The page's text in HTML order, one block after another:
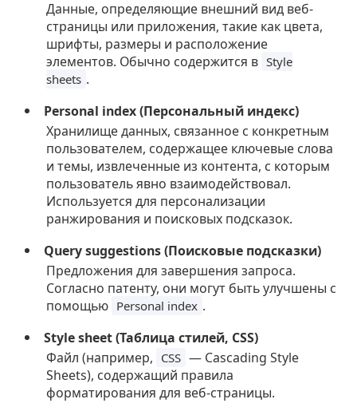
Данные, определяющие внешний вид веб-
страницы или приложения, такие как цвета,
шрифты, размеры и расположение
элементов. Обычно содержится в Style
sheets .
Personal index (Персональный индекс)
Хранилище данных, связанное с конкретным
пользователем, содержащее ключевые слова
и темы, извлеченные из контента, с которым
пользователь явно взаимодействовал.
Используется для персонализации
ранжирования и поисковых подсказок.
Query suggestions (Поисковые подсказки)
Предложения для завершения запроса.
Согласно патенту, они могут быть улучшены с
помощью Personal index .
Style sheet (Таблица стилей, CSS)
Файл (например, CSS — Cascading Style
Sheets), содержащий правила
форматирования для веб-страницы.